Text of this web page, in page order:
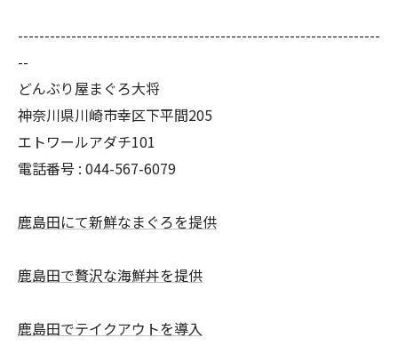
--------------------------------------------------------------------
--
どんぶり屋まぐろ大将
神奈川県川崎市幸区下平間205
エトワールアダチ101
電話番号 : 044-567-6079
鹿島田にて新鮮なまぐろを提供
鹿島田で贅沢な海鮮丼を提供
鹿島田でテイクアウトを導入